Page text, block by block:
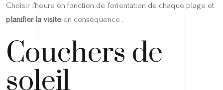
Choisir l’heure en fonction de l’orientation de chaque plage et
planifier la visite en conséquence .
Couchers de
soleil